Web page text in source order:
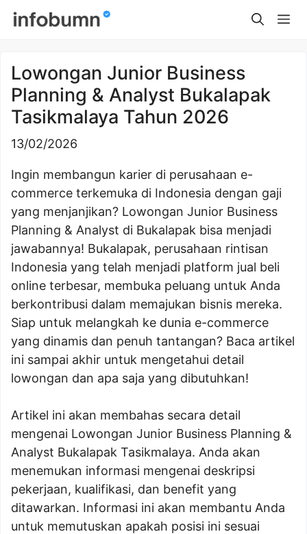
Skip
Lowongan Junior Business
Planning & Analyst Bukalapak
Tasikmalaya Tahun 2026
13/02/2026
Ingin membangun karier di perusahaan e-
commerce terkemuka di Indonesia dengan gaji
yang menjanjikan? Lowongan Junior Business
Planning & Analyst di Bukalapak bisa menjadi
jawabannya! Bukalapak, perusahaan rintisan
Indonesia yang telah menjadi platform jual beli
online terbesar, membuka peluang untuk Anda
berkontribusi dalam memajukan bisnis mereka.
Siap untuk melangkah ke dunia e-commerce
yang dinamis dan penuh tantangan? Baca artikel
ini sampai akhir untuk mengetahui detail
lowongan dan apa saja yang dibutuhkan!
Artikel ini akan membahas secara detail
mengenai Lowongan Junior Business Planning &
Analyst Bukalapak Tasikmalaya. Anda akan
menemukan informasi mengenai deskripsi
pekerjaan, kualifikasi, dan benefit yang
ditawarkan. Informasi ini akan membantu Anda
untuk memutuskan apakah posisi ini sesuai